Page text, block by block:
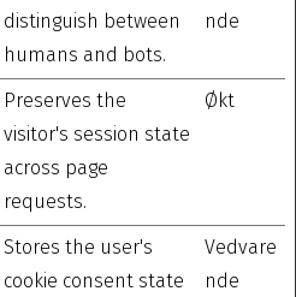
distinguish between
humans and bots.
nde
Preserves the
visitor's session state
across page
requests.
Økt
Stores the user's
cookie consent state
Vedvare
nde